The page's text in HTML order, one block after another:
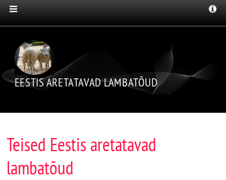
EESTIS ARETATAVAD LAMBATÕUD
Teised Eestis aretatavad
lambatõud